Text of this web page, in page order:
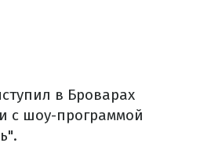
в Броварах
с шоу-программой